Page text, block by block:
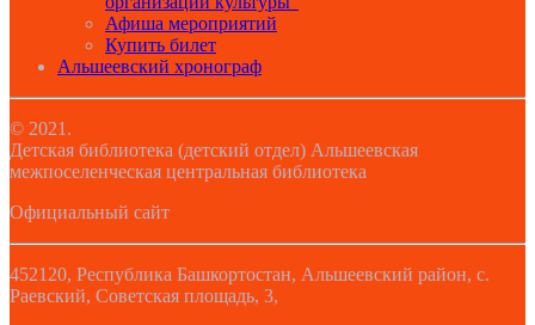
Афиша мероприятий
Купить билет
Альшеевский хронограф
© 2021.
Детская библиотека (детский отдел) Альшеевская
межпоселенческая центральная библиотека
Официальный сайт
452120, Республика Башкортостан, Альшеевский район, с.
Раевский, Советская площадь, 3,